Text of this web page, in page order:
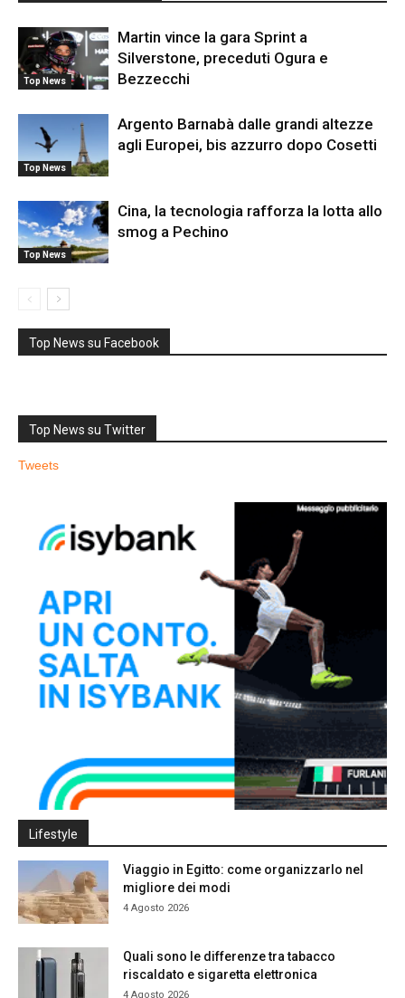
Top News
Martin vince la gara Sprint a
Silverstone, preceduti Ogura e
Bezzecchi
Top News
Argento Barnabà dalle grandi altezze
agli Europei, bis azzurro dopo Cosetti
Top News
Cina, la tecnologia rafforza la lotta allo
smog a Pechino
Top News su Facebook
Top News su Twitter
Tweets
Lifestyle
Viaggio in Egitto: come organizzarlo nel
migliore dei modi
4 Agosto 2026
Quali sono le differenze tra tabacco
riscaldato e sigaretta elettronica
4 Agosto 2026